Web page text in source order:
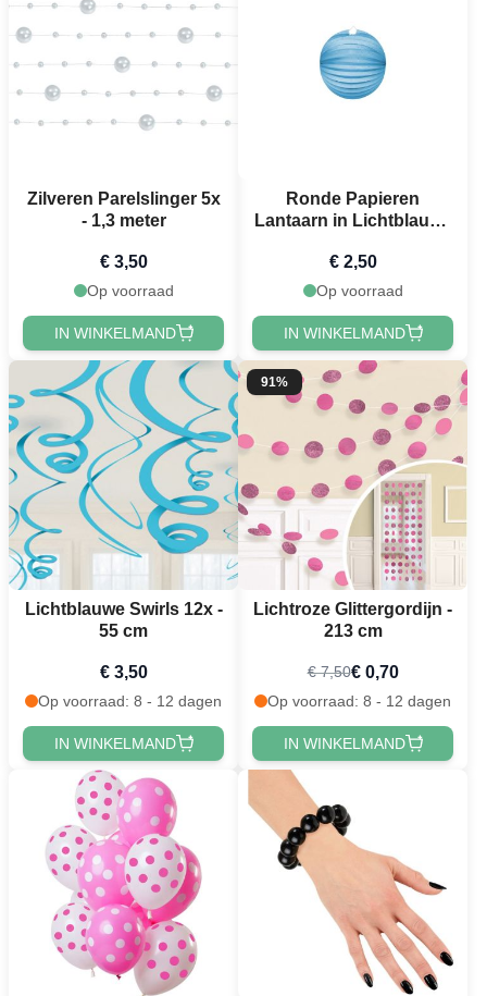
Zilveren Parelslinger 5x
- 1,3 meter
€ 3,50
Op voorraad
IN WINKELMAND
Ronde Papieren
Lantaarn in Lichtblauw -
€ 2,50
Op voorraad
IN WINKELMAND
Lichtblauwe Swirls 12x -
55 cm
€ 3,50
Op voorraad: 8 - 12 dagen
IN WINKELMAND
91%
Lichtroze Glittergordijn -
213 cm
€ 7,50€ 0,70
Op voorraad: 8 - 12 dagen
IN WINKELMAND